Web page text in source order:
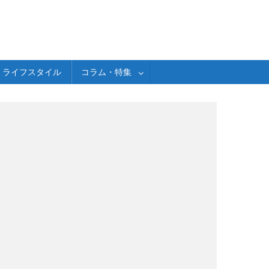
ライフスタイル コラム・特集